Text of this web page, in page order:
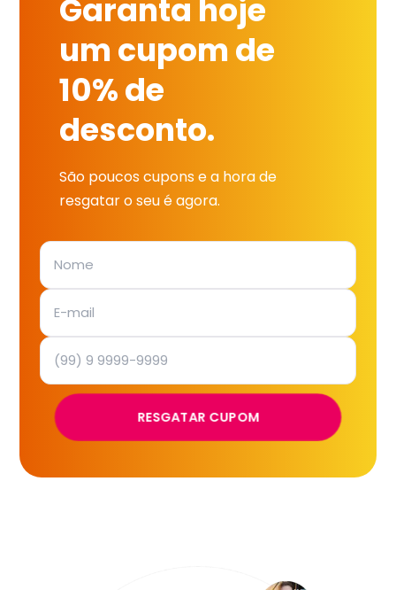
Garanta hoje
um cupom de
10% de
desconto.
São poucos cupons e a hora de
resgatar o seu é agora.
RESGATAR CUPOM